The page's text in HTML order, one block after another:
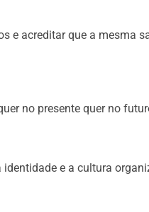
e acreditar que a mesma
no presente quer no
e a cultura